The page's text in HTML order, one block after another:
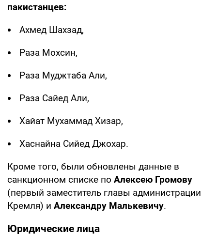
пакистанцев:
Ахмед Шахзад,
Раза Мохсин,
Раза Муджтаба Али,
Раза Сайед Али,
Хайат Мухаммад Хизар,
Хаснайна Сийед Джохар.
Кроме того, были обновлены данные в
санкционном списке по Алексею Громову
(первый заместитель главы администрации
Кремля) и Александру Малькевичу.
Юридические лица